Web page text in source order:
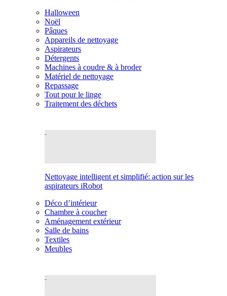
Halloween
Noël
Pâques
Appareils de nettoyage
Aspirateurs
Détergents
Machines à coudre & à broder
Matériel de nettoyage
Repassage
Tout pour le linge
Traitement des déchets
Nettoyage intelligent et simplifié: action sur les
aspirateurs iRobot
Déco d’intérieur
Chambre à coucher
Aménagement extérieur
Salle de bains
Textiles
Meubles